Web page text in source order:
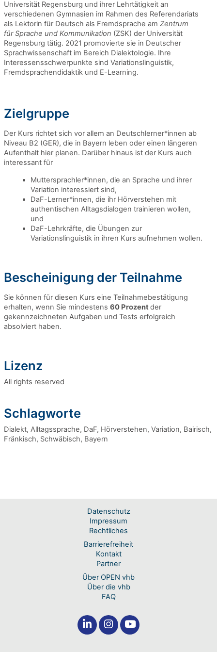
Universität Regensburg und ihrer Lehrtätigkeit an
verschiedenen Gymnasien im Rahmen des Referendariats
als Lektorin für Deutsch als Fremdsprache am Zentrum
für Sprache und Kommunikation (ZSK) der Universität
Regensburg tätig. 2021 promovierte sie in Deutscher
Sprachwissenschaft im Bereich Dialektologie. Ihre
Interessensschwerpunkte sind Variationslinguistik,
Fremdsprachendidaktik und E-Learning.
Zielgruppe
Der Kurs richtet sich vor allem an Deutschlerner*innen ab
Niveau B2 (GER), die in Bayern leben oder einen längeren
Aufenthalt hier planen. Darüber hinaus ist der Kurs auch
interessant für
Muttersprachler*innen, die an Sprache und ihrer
Variation interessiert sind,
DaF-Lerner*innen, die ihr Hörverstehen mit
authentischen Alltagsdialogen trainieren wollen,
und
DaF-Lehrkräfte, die Übungen zur
Variationslinguistik in ihren Kurs aufnehmen wollen.
Bescheinigung der Teilnahme
Sie können für diesen Kurs eine Teilnahmebestätigung
erhalten, wenn Sie mindestens 60 Prozentder
gekennzeichneten Aufgaben und Tests erfolgreich
absolviert haben.
Lizenz
All rights reserved
Schlagworte
Dialekt, Alltagssprache, DaF, Hörverstehen, Variation, Bairisch,
Fränkisch, Schwäbisch, Bayern
Datenschutz
Impressum
Rechtliches
Barrierefreiheit
Kontakt
Partner
Über OPEN vhb
Über die vhb
FAQ